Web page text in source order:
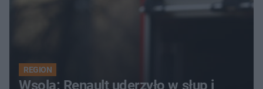
REGION
Wsola: Renault uderzyło w słup i